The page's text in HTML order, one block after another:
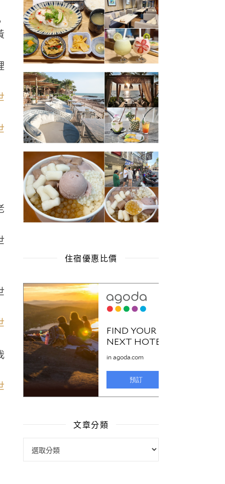
住宿優惠比價
文章分類